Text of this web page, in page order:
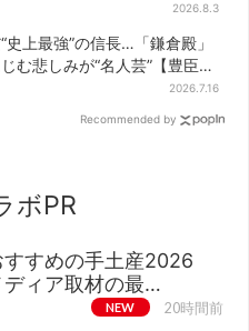
2026.8.3
史上最強”の信長…「鎌倉殿」
む悲しみが“名人芸”【豊臣兄
2026.7.16
Recommended by
ボPR
すすめの手土産2026
ディア取材の最…
NEW 20時間前